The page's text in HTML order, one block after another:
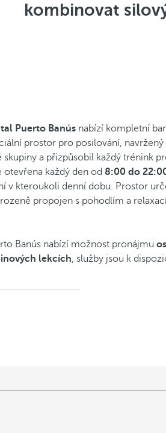
kombinovat
Puerto Banús nabízí kompletní
prostor pro posilování, navržený
a přizpůsobil každý trénink
otevřena každý den od 8:00 do
v kteroukoli denní dobu. Prostor
propojen s pohodlím a
Banús nabízí možnost pronájmu
lekcích, služby jsou k